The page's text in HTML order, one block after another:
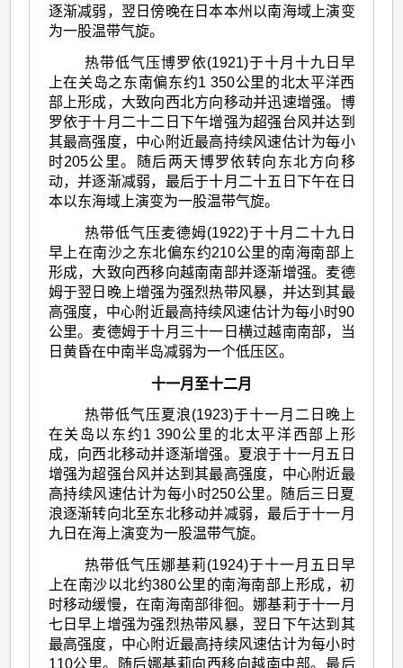
逐渐减弱，翌日傍晚在日本本州以南海域上演变
为一股温带气旋。
热带低气压博罗依(1921)于十月十九日早
上在关岛之东南偏东约1 350公里的北太平洋西
部上形成，大致向西北方向移动并迅速增强。博
罗依于十月二十二日下午增强为超强台风并达到
其最高强度，中心附近最高持续风速估计为每小
时205公里。随后两天博罗依转向东北方向移
动，并逐渐减弱，最后于十月二十五日下午在日
本以东海域上演变为一股温带气旋。
热带低气压麦德姆(1922)于十月二十九日
早上在南沙之东北偏东约210公里的南海南部上
形成，大致向西移向越南南部并逐渐增强。麦德
姆于翌日晚上增强为强烈热带风暴，并达到其最
高强度，中心附近最高持续风速估计为每小时90
公里。麦德姆于十月三十一日横过越南南部，当
日黄昏在中南半岛减弱为一个低压区。
十一月至十二月
热带低气压夏浪(1923)于十一月二日晚上
在关岛以东约1 390公里的北太平洋西部上形
成，向西北移动并逐渐增强。夏浪于十一月五日
增强为超强台风并达到其最高强度，中心附近最
高持续风速估计为每小时250公里。随后三日夏
浪逐渐转向北至东北移动并减弱，最后于十一月
九日在海上演变为一股温带气旋。
热带低气压娜基莉(1924)于十一月五日早
上在南沙以北约380公里的南海南部上形成，初
时移动缓慢，在南海南部徘徊。娜基莉于十一月
七日早上增强为强烈热带风暴，翌日下午达到其
最高强度，中心附近最高持续风速估计为每小时
110公里。随后娜基莉向西移向越南中部。最后